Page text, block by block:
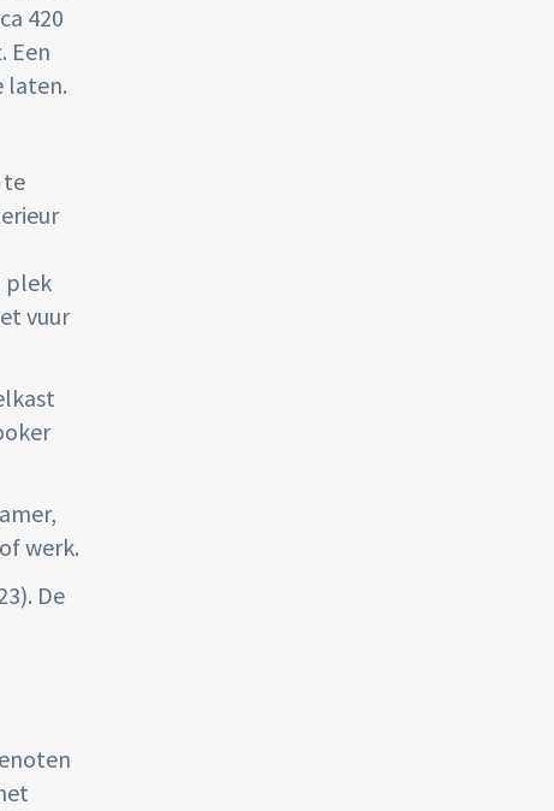
420
Een
laten.
te
plek
vuur
werk.
De